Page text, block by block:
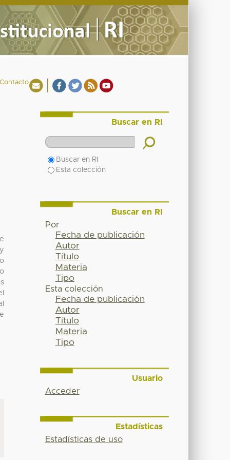
Buscar en RI
Buscar en RI
Esta colección
Buscar en RI
Por
Fecha de publicación
Autor
Título
Materia
Tipo
Esta colección
Fecha de publicación
Autor
Título
Materia
Tipo
Usuario
Acceder
Estadísticas
Estadísticas de uso